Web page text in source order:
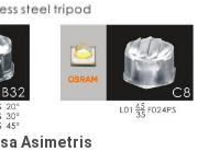
Asimetris